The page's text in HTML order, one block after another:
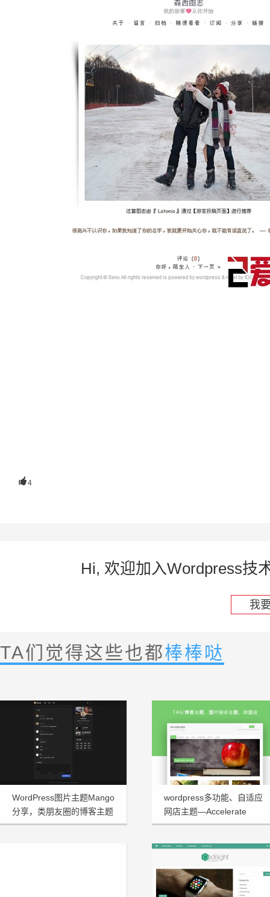
4
Hi, 欢迎加入Wordpress技
我
TA们觉得这些也都棒棒哒
WordPress图片主题Mango
分享，类朋友圈的博客主题
wordpress多功能、自适应
网店主题—Accelerate
1.3.2